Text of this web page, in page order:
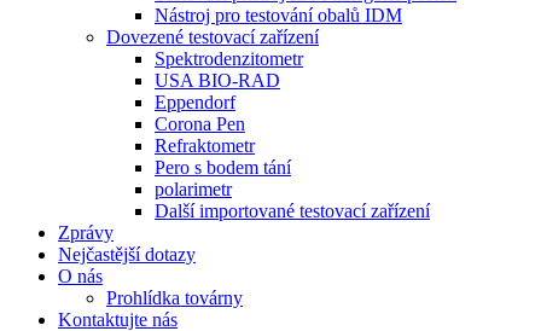
Nástroj pro testování obalů IDM
Dovezené testovací zařízení
Spektrodenzitometr
USA BIO-RAD
Eppendorf
Corona Pen
Refraktometr
Pero s bodem tání
polarimetr
Další importované testovací zařízení
Zprávy
Nejčastější dotazy
O nás
Prohlídka továrny
Kontaktujte nás